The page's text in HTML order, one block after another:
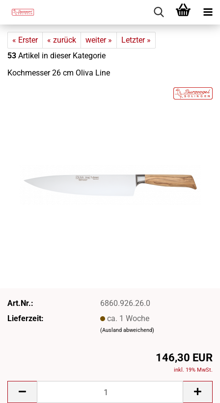
« Erster « zurück weiter »
Letzter »
53 Artikel in dieser Kategorie
Koch­mes­ser 26 cm Oliva Line
Art.Nr.:
6860.926.26.0
Lieferzeit:
ca. 1 Woche
(Ausland abweichend)
146,30 EUR
inkl. 19% MwSt.